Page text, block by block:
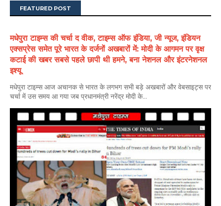
FEATURED POST
मधेपुरा टाइम्स की चर्चा द वीक, टाइम्स ऑफ इंडिया, जी न्यूज, इंडियन
एक्सप्रेस समेत पूरे भारत के दर्जनों अखबारों में: मोदी के आगमन पर वृक्ष
कटाई की खबर सबसे पहले छापी थी हमने, बना नेशनल और इंटरनेशनल
इश्यू
मधेपुरा टाइम्स आज अचानक से भारत के लगभग सभी बड़े अखबारों और वेबसाइट्स पर
चर्चा में उस समय आ गया जब प्रधानमंत्री नरेंद्र मोदी के...